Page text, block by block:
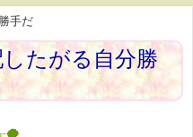
手だ
たがる自分勝